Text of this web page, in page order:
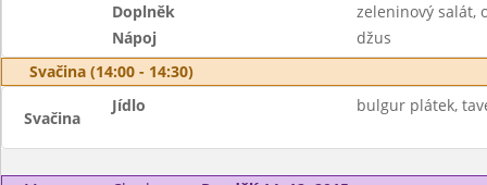
Doplněk
zeleninový salát,
Nápoj
džus
Svačina (14:00 - 14:30)
Svačina
Jídlo bulgur plátek,